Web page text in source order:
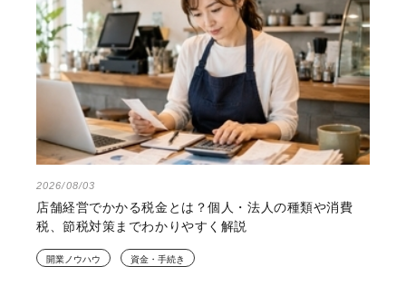
2026/08/03
店舗経営でかかる税金とは？個人・法人の種類や消費
税、節税対策までわかりやすく解説
開業ノウハウ 資金・手続き